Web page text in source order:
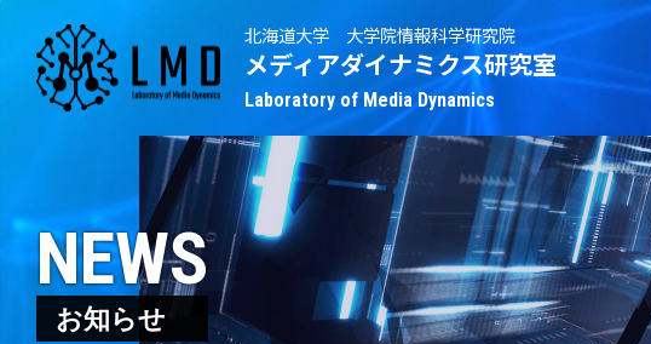
北海道大学 大学院情報科学研究院
メディアダイナミクス研究室
Laboratory of Media Dynamics
NEWS
お知らせ